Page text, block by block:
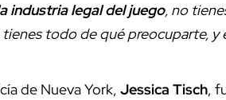
industria legal del juego, no
tienes todo de qué preocuparte, y
de Nueva York, Jessica Tisch,